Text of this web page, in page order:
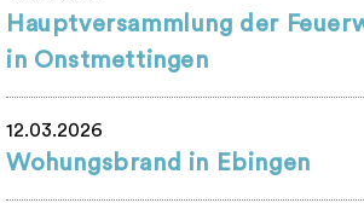
Hauptversammlung der
in Onstmettingen
12.03.2026
Wohungsbrand in Ebingen